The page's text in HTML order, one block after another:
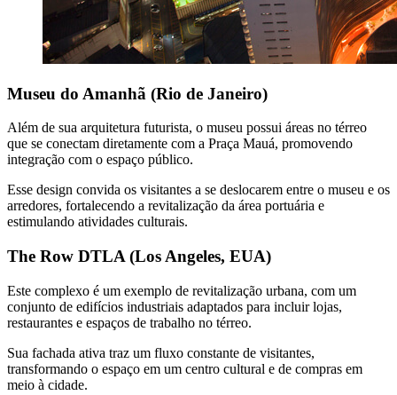
Museu do Amanhã (Rio de Janeiro)
Além de sua arquitetura futurista, o museu possui áreas no térreo
que se conectam diretamente com a Praça Mauá, promovendo
integração com o espaço público.
Esse design convida os visitantes a se deslocarem entre o museu e os
arredores, fortalecendo a revitalização da área portuária e
estimulando atividades culturais.
The Row DTLA (Los Angeles, EUA)
Este complexo é um exemplo de revitalização urbana, com um
conjunto de edifícios industriais adaptados para incluir lojas,
restaurantes e espaços de trabalho no térreo.
Sua fachada ativa traz um fluxo constante de visitantes,
transformando o espaço em um centro cultural e de compras em
meio à cidade.